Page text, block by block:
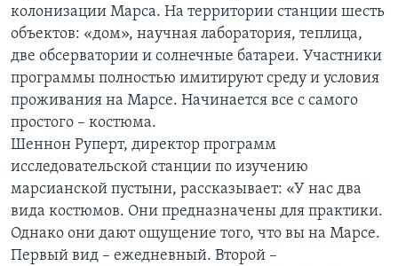
колонизации Марса. На территории станции шесть
объектов: «дом», научная лаборатория, теплица,
две обсерватории и солнечные батареи. Участники
программы полностью имитируют среду и условия
проживания на Марсе. Начинается все с самого
простого – костюма.
Шеннон Руперт, директор программ
исследовательской станции по изучению
марсианской пустыни, рассказывает: «У нас два
вида костюмов. Они предназначены для практики.
Однако они дают ощущение того, что вы на Марсе.
Первый вид – ежедневный. Второй –